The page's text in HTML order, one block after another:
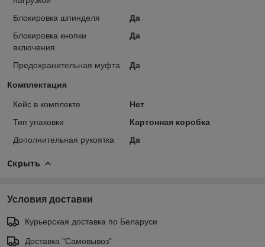
Блокировка шпинделя
Да
Блокировка кнопки
включения
Да
Предохранительная муфта Да
Комплектация
Кейс в комплекте
Нет
Тип упаковки
Картонная коробка
Дополнительная рукоятка
Да
Скрыть
Условия доставки
Курьерская доставка по Беларуси
Доставка "Самовывоз"